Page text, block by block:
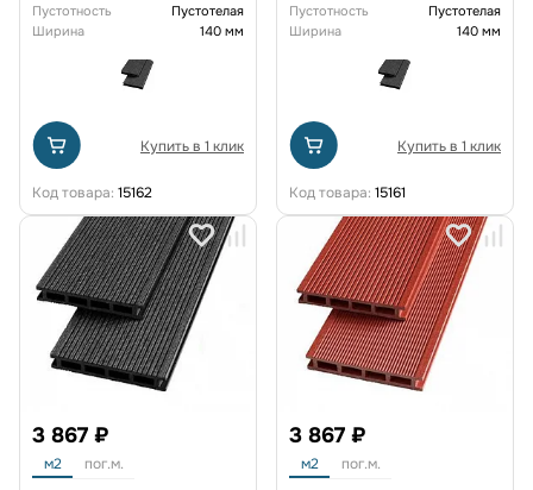
Пустотность
Пустотелая
Ширина
140 мм
Купить в 1 клик
Код товара: 15162
Пустотность
Пустотелая
Ширина
140 мм
Купить в 1 клик
Код товара: 15161
3 867 ₽
м2 пог.м.
3 867 ₽
м2 пог.м.